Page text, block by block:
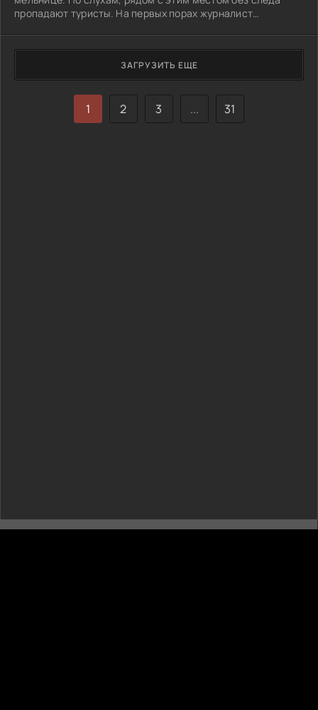
пропадают туристы. На первых порах журналист
суеверия. Он полагает, что они помогут придать статье
мрачный, загадочный оттенок. Однако попытка отыскать
правду оборачивается чередой пугающих происшествий,
которые невозможно списать на случайность. Каждое
новое открытие затягивает мужчину всё
ЗАГРУЗИТЬ ЕЩЕ
1 2 3 ... 31